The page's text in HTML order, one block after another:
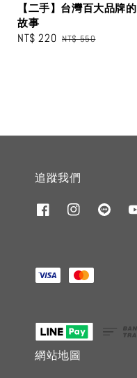
【二手】台灣百大品牌的
故事
Sale
NT$ 220 Regular
NT$ 550
追蹤我們
網站地圖